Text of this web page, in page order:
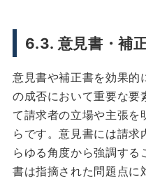
6.3. 意見書・補
意見書や補正書を効果的
の成否において重要な要
て請求者の立場や主張を
らです。意見書には請
らゆる角度から強調す
書は指摘された問題点に